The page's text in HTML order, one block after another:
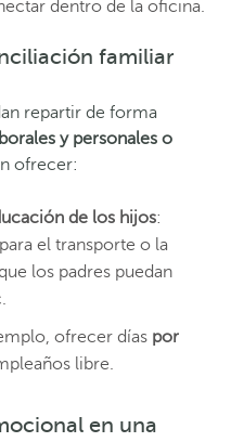
dentro de la oficina.
familiar
repartir de forma
y personales o
ofrecer:
de los hijos:
el transporte o la
los padres puedan
ofrecer días por
libre.
en una